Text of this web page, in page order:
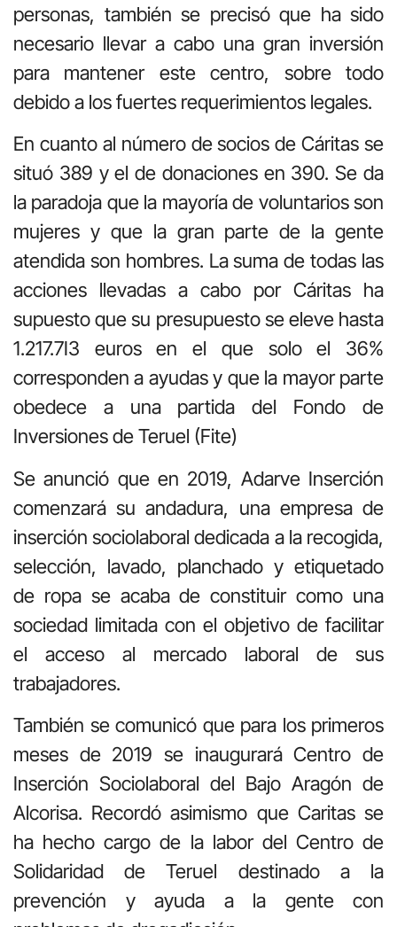
personas, también se precisó que ha sido
necesario llevar a cabo una gran inversión
para mantener este centro, sobre todo
debido a los fuertes requerimientos legales.
En cuanto al número de socios de Cáritas se
situó 389 y el de donaciones en 390. Se da
la paradoja que la mayoría de voluntarios son
mujeres y que la gran parte de la gente
atendida son hombres. La suma de todas las
acciones llevadas a cabo por Cáritas ha
supuesto que su presupuesto se eleve hasta
1.217.7I3 euros en el que solo el 36%
corresponden a ayudas y que la mayor parte
obedece a una partida del Fondo de
Inversiones de Teruel (Fite)
Se anunció que en 2019, Adarve Inserción
comenzará su andadura, una empresa de
inserción sociolaboral dedicada a la recogida,
selección, lavado, planchado y etiquetado
de ropa se acaba de constituir como una
sociedad limitada con el objetivo de facilitar
el acceso al mercado laboral de sus
trabajadores.
También se comunicó que para los primeros
meses de 2019 se inaugurará Centro de
Inserción Sociolaboral del Bajo Aragón de
Alcorisa. Recordó asimismo que Caritas se
ha hecho cargo de la labor del Centro de
Solidaridad de Teruel destinado a la
prevención y ayuda a la gente con